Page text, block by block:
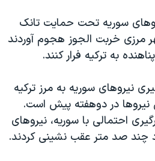
«سی‌پک»
سوريه تحت حمايت تانک
مرزی خربت الجوز هجوم آوردند
به ترکيه فرار کنند.
نيروهای سوريه به مرز ترکيه
در دوهفته پيش است.
احتمالی با سوریه، نيروهای
چند صد متر عقب نشينی کردند.